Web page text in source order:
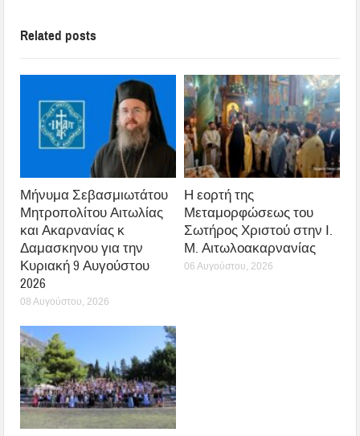
Related posts
Μήνυμα Σεβασμιωτάτου
Μητροπολίτου Αιτωλίας
και Ακαρνανίας κ
Δαμασκηνου για την
Κυριακή 9 Αυγούστου
2026
08 Αυγούστου, 2026
Η εορτή της
Μεταμορφώσεως του
Σωτήρος Χριστού στην Ι.
Μ. Αιτωλοακαρνανίας
06 Αυγούστου, 2026